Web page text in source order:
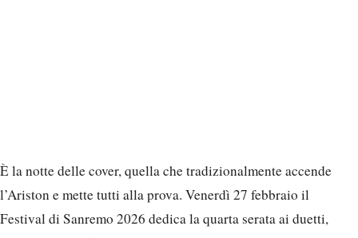
È la notte delle cover, quella che tradizionalmente accende
l’Ariston e mette tutti alla prova. Venerdì 27 febbraio il
Festival di Sanremo 2026 dedica la quarta serata ai duetti,